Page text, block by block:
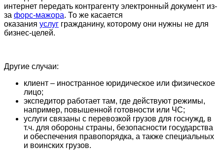
интернет передать контрагенту электронный документ из-
за форс-мажора. То же касается
оказания услуг гражданину, которому они нужны не для
бизнес-целей.
Другие случаи:
клиент – иностранное юридическое или физическое
лицо;
экспедитор работает там, где действуют режимы,
например, повышенной готовности или ЧС;
услуги связаны с перевозкой грузов для госнужд, в
т.ч. для обороны страны, безопасности государства
и обеспечения правопорядка, а также специальных
и воинских грузов.